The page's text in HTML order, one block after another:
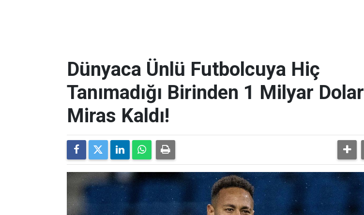
Dünyaca Ünlü Futbolcuya Hiç
Tanımadığı Birinden 1 Milyar Dolar
Miras Kaldı!